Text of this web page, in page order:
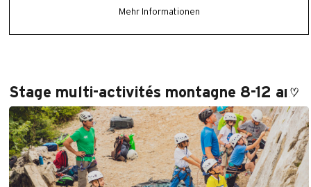
Mehr Informationen
Stage multi-activités montagne 8-12 ans